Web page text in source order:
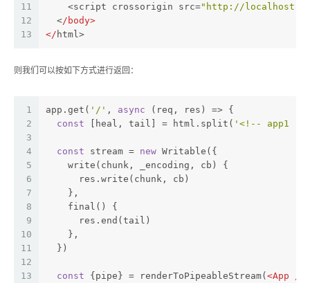
11
12
13
    <script crossorigin src=
"http://
  <
/body>
</ html>
则我们可以按如下方式进行返回：
1
2
3
4
5
6
7
8
9
10
11
12
13
app.get( '/' , async (req, res) => {
const [heal, tail] = html.split( '<!-- app1 --
const stream = new Writable({
    write(chunk, _encoding, cb) {
      res.write(chunk, cb)
    },
    final() {
      res.end(tail)
    },
  })
const {pipe} = renderToPipeableStream( <App